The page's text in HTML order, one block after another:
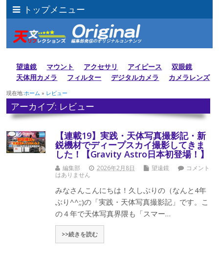
トップメニュー
望遠鏡 マウント アクセサリ アイピース
双眼鏡
天体用カメラ
フィルター デジタルカメラ カメラレンズ
現在地:ホーム » レビュー
アーカイブ: レビュー
【連載19】実践・天体写真撮影記・新
鋭機材でディープスカイ撮影してきま
した！【Gravity Astro日本初登場！】
編集部 2026年2月8日 望遠鏡
コメント
はありません
みなさんこんにちは！久しぶりの（なんと4年
ぶり^^;;)の「実践・天体写真撮影記」です。こ
の４年で天体写真界隈も「スマー…
>>続きを読む